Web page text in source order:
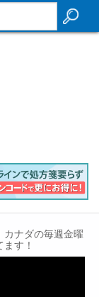
カナダの毎週金曜
す！